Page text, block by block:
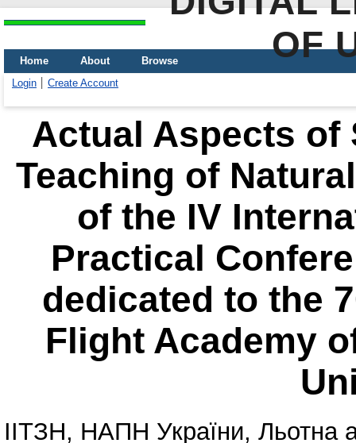
OF
Home About
Browse
Login
Create Account
Actual Aspects of
Teaching of
of the IV
Practical
dedicated to the
Flight Academy
ІІТЗН, НАПН України, Льотна